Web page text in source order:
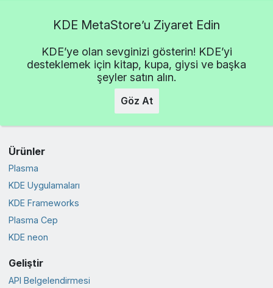
KDE MetaStore’u Ziyaret Edin
KDE’ye olan sevginizi gösterin! KDE’yi
desteklemek için kitap, kupa, giysi ve başka
şeyler satın alın.
Göz At
Ürünler
Plasma
KDE Uygulamaları
KDE Frameworks
Plasma Cep
KDE neon
Geliştir
API Belgelendirmesi